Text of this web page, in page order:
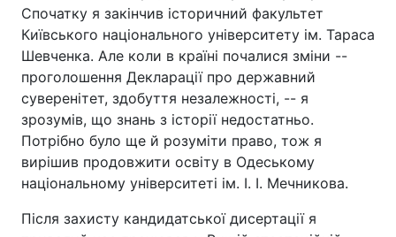
Спочатку я закінчив історичний факультет
Київського національного університету ім. Тараса
Шевченка. Але коли в країні почалися зміни --
проголошення Декларації про державний
суверенітет, здобуття незалежності, -- я
зрозумів, що знань з історії недостатньо.
Потрібно було ще й розуміти право, тож я
вирішив продовжити освіту в Одеському
національному університеті ім. І. І. Мечникова.
Після захисту кандидатської дисертації я